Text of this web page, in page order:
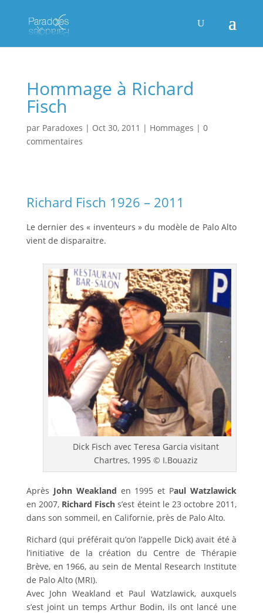
Hommage à Richard
Fisch
par Paradoxes | Oct 30, 2011 | Hommages | 0
commentaires
Richard Fisch 1926 – 2011
Le dernier des « inventeurs » du modèle de Palo Alto
vient de disparaitre.
Dick Fisch avec Teresa Garcia visitant
Chartres, 1995 © I.Bouaziz
Après John Weakland en 1995 et Paul Watzlawick
en 2007, Richard Fisch s’est éteint le 23 octobre 2011,
dans son sommeil, en Californie, près de Palo Alto.
Richard (qui préférait qu’on l’appelle Dick) avait été à
l’initiative de la création du Centre de Thérapie
Brève, en 1966, au sein de Mental Research Institute
de Palo Alto (MRI).
Avec John Weakland et Paul Watzlawick, auxquels
s’est joint un temps Arthur Bodin, ils ont lancé une